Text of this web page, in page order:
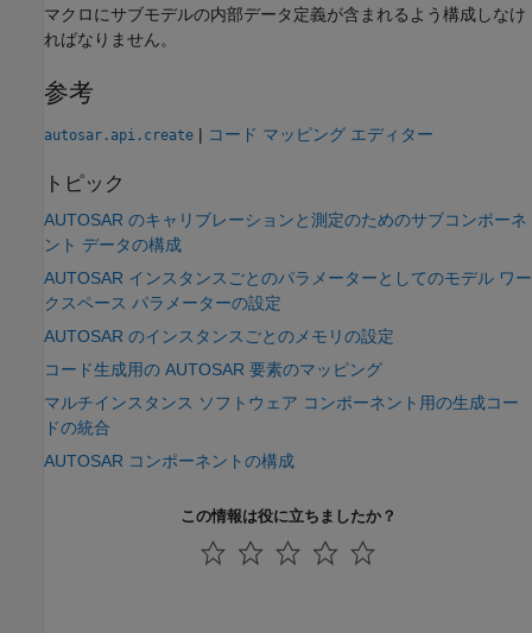
マクロにサブモデルの内部データ定義が含まれるよう構成しなけ
ればなりません。
参考
autosar.api.create | コード マッピング エディター
トピック
AUTOSAR のキャリブレーションと測定のためのサブコンポーネ
ント データの構成
AUTOSAR インスタンスごとのパラメーターとしてのモデル ワー
クスペース パラメーターの設定
AUTOSAR のインスタンスごとのメモリの設定
コード生成用の AUTOSAR 要素のマッピング
マルチインスタンス ソフトウェア コンポーネント用の生成コー
ドの統合
AUTOSAR コンポーネントの構成
この情報は役に立ちましたか？